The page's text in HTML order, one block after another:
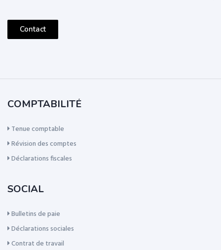
Contact
COMPTABILITÉ
Tenue comptable
Révision des comptes
Déclarations fiscales
SOCIAL
Bulletins de paie
Déclarations sociales
Contrat de travail